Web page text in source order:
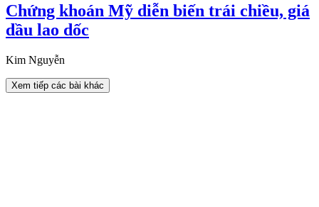
Chứng khoán Mỹ diễn biến trái chiều, giá
dầu lao dốc
Kim Nguyễn
Xem tiếp các bài khác